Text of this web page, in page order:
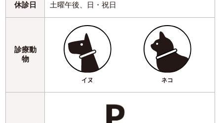
休診日 土曜午後、日・祝日
診療動
物
イヌ ネコ